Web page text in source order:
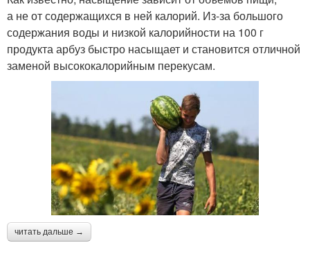
а не от содержащихся в ней калорий. Из-за большого
содержания воды и низкой калорийности на 100 г
продукта арбуз быстро насыщает и становится отличной
заменой высококалорийным перекусам.
читать дальше →